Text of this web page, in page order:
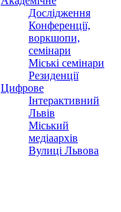
Дослідження
Конференції,
воркшопи,
семінари
Міські семінари
Резиденції
Цифрове
Інтерактивний
Львів
Міський
медіаархів
Вулиці Львова